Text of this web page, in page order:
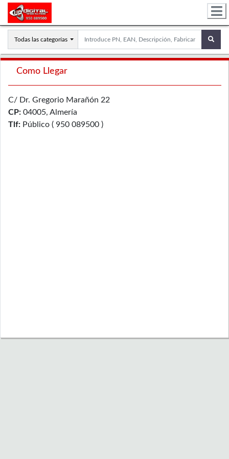
Todas las categorías
Como Llegar
C/ Dr. Gregorio Marañón 22
CP: 04005, Almería
Tlf: Público ( 950 089500 )